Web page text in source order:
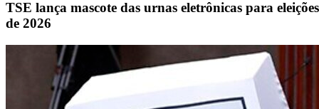
TSE lança mascote das urnas eletrônicas para eleições
de 2026